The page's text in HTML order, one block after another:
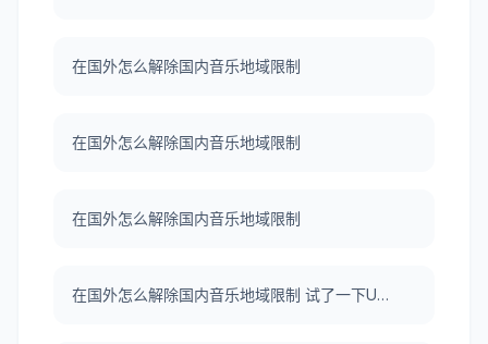
在国外怎么解除国内音乐地域限制
在国外怎么解除国内音乐地域限制
在国外怎么解除国内音乐地域限制
在国外怎么解除国内音乐地域限制 试了一下UNBLOCKCN，真好用。